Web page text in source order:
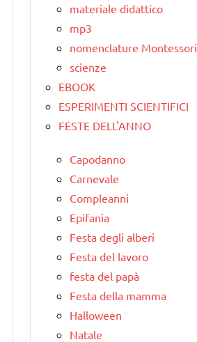
materiale didattico
mp3
nomenclature Montessori
scienze
EBOOK
ESPERIMENTI SCIENTIFICI
FESTE DELL'ANNO
Capodanno
Carnevale
Compleanni
Epifania
Festa degli alberi
Festa del lavoro
festa del papà
Festa della mamma
Halloween
Natale